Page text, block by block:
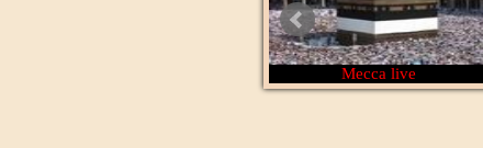
Mecca live